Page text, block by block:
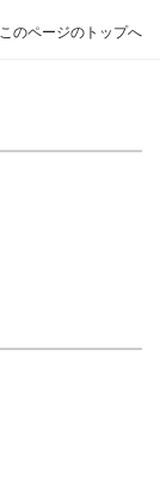
このページのトップへ